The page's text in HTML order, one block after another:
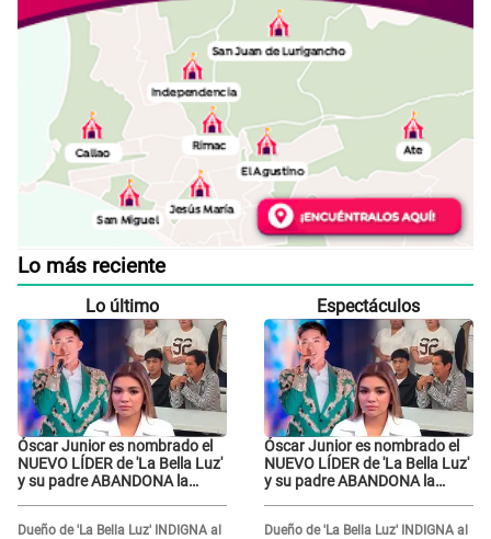
Lo más reciente
Lo último
Óscar Junior es nombrado el
NUEVO LÍDER de 'La Bella Luz'
y su padre ABANDONA la
Dueño de 'La Bella Luz' INDIGNA al
Espectáculos
Óscar Junior es nombrado el
NUEVO LÍDER de 'La Bella Luz'
y su padre ABANDONA la
Dueño de 'La Bella Luz' INDIGNA al